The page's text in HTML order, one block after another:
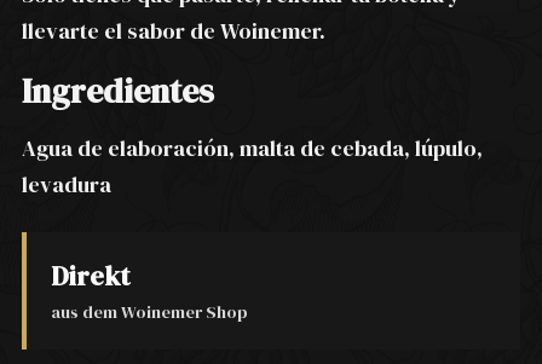
llevarte el sabor de Woinemer.
Ingredientes
Agua de elaboración, malta de cebada, lúpulo,
levadura
Direkt
aus dem Woinemer Shop